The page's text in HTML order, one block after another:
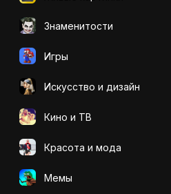
Знаменитости
Игры
Искусcтво и дизайн
Кино и ТВ
Красота и мода
Мемы